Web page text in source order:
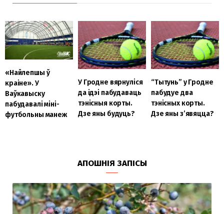
«Найлепшы ў
краіне». У
Ваўкавыску
пабудавалі міні-
футбольны манеж
У Гродне вярнуліся
да ідэі пабудаваць
тэнісныя корты.
Дзе яны будуць?
“Тытунь” у Гродне
пабудуе два
тэнісных корты.
Дзе яны з’явяцца?
АПОШНІЯ ЗАПІСЫ